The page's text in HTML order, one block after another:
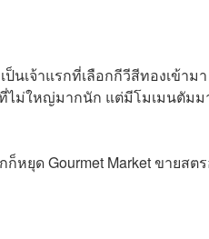
นเจ้าแรกที่เลือกกีวีสีทองเข้าม
ไม่ใหญ่มากนัก แต่มีโมเมนตัมม
หยุด Gourmet Market ขายสต